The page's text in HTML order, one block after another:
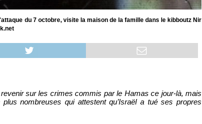
du 7 octobre, visite la maison de la famille dans le kibboutz Nir
sur les crimes commis par le Hamas ce jour-là, mais
nombreuses qui attestent qu’Israël a tué ses propres